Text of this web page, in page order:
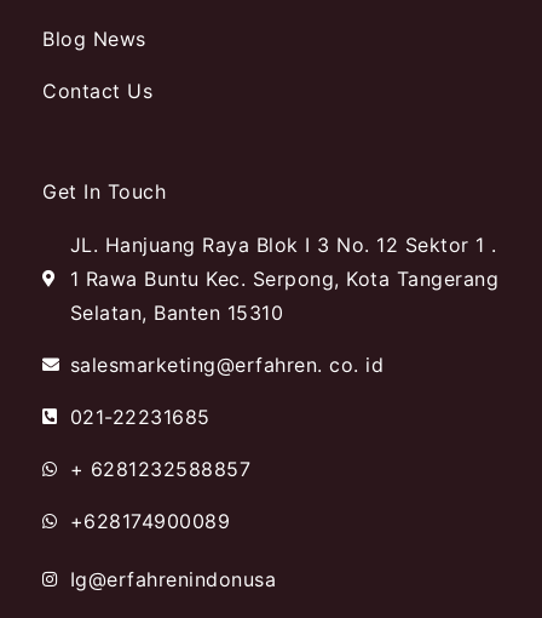
Blog News
Contact Us
Get In Touch
JL. Hanjuang Raya Blok I 3 No. 12 Sektor 1 .
1 Rawa Buntu Kec. Serpong, Kota Tangerang
Selatan, Banten 15310
salesmarketing@erfahren. co. id
021-22231685
+ 6281232588857
+628174900089
Ig@erfahrenindonusa